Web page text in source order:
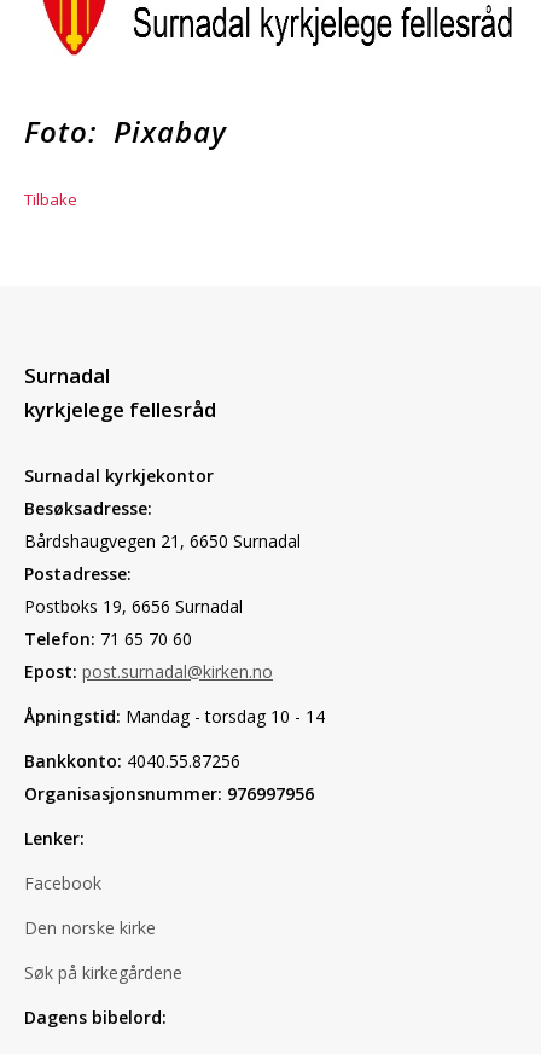
Foto: Pixabay
Tilbake
Surnadal
kyrkjelege fellesråd
Surnadal kyrkjekontor
Besøksadresse:
Bårdshaugvegen 21, 6650 Surnadal
Postadresse:
Postboks 19, 6656 Surnadal
Telefon: 71 65 70 60
Epost: post.surnadal@kirken.no
Åpningstid: Mandag - torsdag 10 - 14
Bankkonto: 4040.55.87256
Organisasjonsnummer: 976997956
Lenker:
Facebook
Den norske kirke
Søk på kirkegårdene
Dagens bibelord: